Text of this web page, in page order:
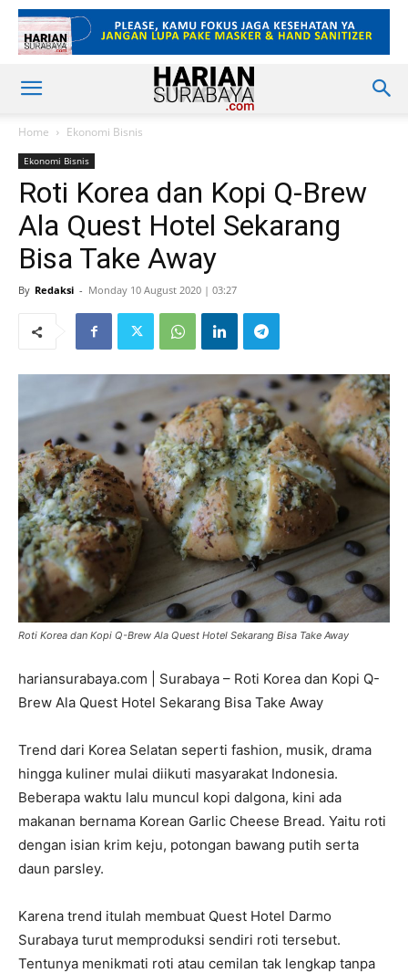
Home Ekonomi Bisnis
Ekonomi Bisnis
Roti Korea dan Kopi Q-Brew
Ala Quest Hotel Sekarang
Bisa Take Away
By Redaksi - Monday 10 August 2020 | 03:27
Roti Korea dan Kopi Q-Brew Ala Quest Hotel Sekarang Bisa Take Away
hariansurabaya.com | Surabaya – Roti Korea dan Kopi Q-
Brew Ala Quest Hotel Sekarang Bisa Take Away
Trend dari Korea Selatan seperti fashion, musik, drama
hingga kuliner mulai diikuti masyarakat Indonesia.
Beberapa waktu lalu muncul kopi dalgona, kini ada
makanan bernama Korean Garlic Cheese Bread. Yaitu roti
dengan isian krim keju, potongan bawang putih serta
daun parsley.
Karena trend itulah membuat Quest Hotel Darmo
Surabaya turut memproduksi sendiri roti tersebut.
Tentunya menikmati roti atau cemilan tak lengkap tanpa